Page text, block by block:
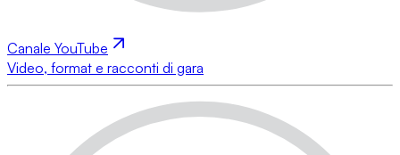
Canale YouTube
Video, format e racconti di gara